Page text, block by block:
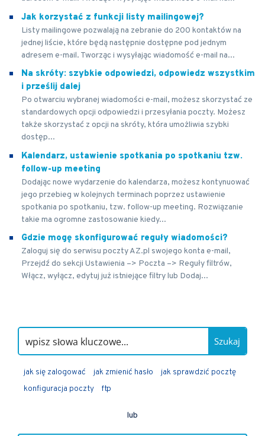
Jak korzystać z funkcji listy mailingowej?
Listy mailingowe pozwalają na zebranie do 200 kontaktów na
jednej liście, które będą następnie dostępne pod jednym
adresem e-mail. Tworząc i wysyłając wiadomość e-mail na...
Na skróty: szybkie odpowiedzi, odpowiedz wszystkim
i prześlij dalej
Po otwarciu wybranej wiadomości e-mail, możesz skorzystać ze
standardowych opcji odpowiedzi i przesyłania poczty. Możesz
także skorzystać z opcji na skróty, która umożliwia szybki
dostęp...
Kalendarz, ustawienie spotkania po spotkaniu tzw.
follow-up meeting
Dodając nowe wydarzenie do kalendarza, możesz kontynuować
jego przebieg w kolejnych terminach poprzez ustawienie
spotkania po spotkaniu, tzw. follow-up meeting. Rozwiązanie
takie ma ogromne zastosowanie kiedy...
Gdzie mogę skonfigurować reguły wiadomości?
Zaloguj się do serwisu poczty AZ.pl swojego konta e-mail,
Przejdź do sekcji Ustawienia –> Poczta –> Reguły filtrów,
Włącz, wyłącz, edytuj już istniejące filtry lub Dodaj...
Szukaj
jak się zalogować jak zmienić hasło
jak sprawdzić pocztę
konfiguracja poczty
ftp
lub